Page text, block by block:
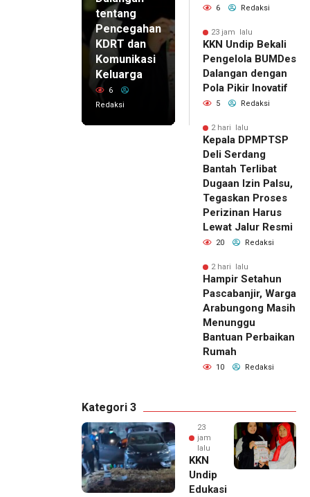
tentang
Pencegahan
KDRT dan
Komunikasi
Keluarga
6
Redaksi
6 Redaksi
23 jam lalu
KKN Undip Bekali
Pengelola BUMDes
Dalangan dengan
Pola Pikir Inovatif
5 Redaksi
2 hari lalu
Kepala DPMPTSP
Deli Serdang
Bantah Terlibat
Dugaan Izin Palsu,
Tegaskan Proses
Perizinan Harus
Lewat Jalur Resmi
20 Redaksi
2 hari lalu
Hampir Setahun
Pascabanjir, Warga
Arabungong Masih
Menunggu
Bantuan Perbaikan
Rumah
10 Redaksi
Kategori 3
23
jam
lalu
KKN
Undip
Edukasi